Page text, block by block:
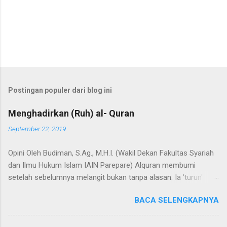
Postingan populer dari blog ini
Menghadirkan (Ruh) al- Quran
September 22, 2019
Opini Oleh Budiman, S.Ag., M.H.I. (Wakil Dekan Fakultas Syariah
dan Ilmu Hukum Islam IAIN Parepare) Alquran membumi
setelah sebelumnya melangit bukan tanpa alasan. Ia 'turun'
hudan (panduan) bagi segenap manusia dalam hidup dan
kehidupannya. Selain itu, Alquran adalah Annur dan Nur
BACA SELENGKAPNYA